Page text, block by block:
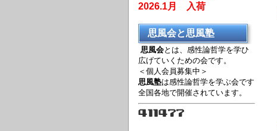
2026.1月 入荷
思風会と思風塾
思風会とは、感性論哲学を学ひ
広げていくための会です。
＜個人会員募集中＞
思風塾は感性論哲学を学ぶ会です
全国各地で開催されています。